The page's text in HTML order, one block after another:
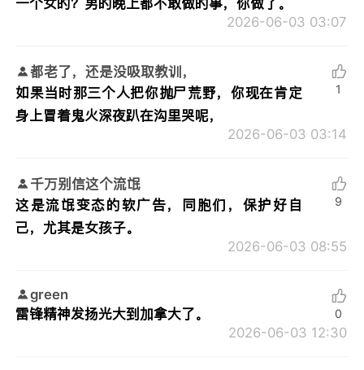
2026-06-03 03:07
都老了，还是没吸取教训，
如果当时那三个人把你抛尸荒野，你现在肯定
身上冒着鬼火深夜趴在沟里哭呢，
2026-06-03 03:14
1
千万别信这个流氓
这是流氓变态的软广告，同胞们，保护好自
己，尤其是女孩子。
2026-06-03 08:55
9
green
雷锋精神发扬光大到加拿大了。
2026-06-03 12:30
0